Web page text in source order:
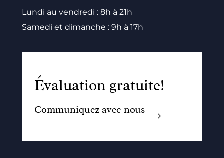
Lundi au vendredi : 8h à 21h
Samedi et dimanche : 9h à 17h
Évaluation gratuite!
Communiquez avec nous